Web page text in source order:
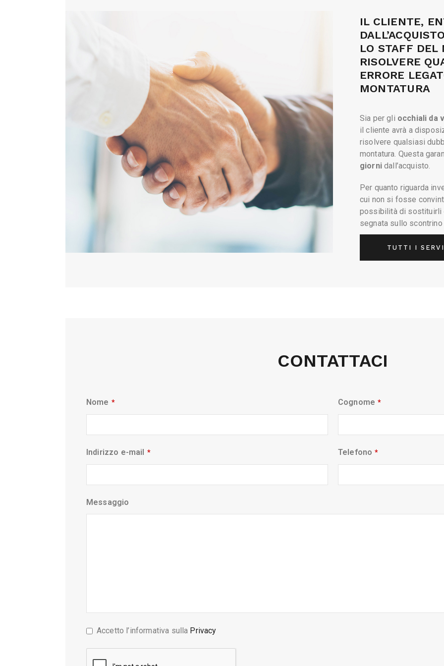
PROVA GRATUITA LENTI
A CONTATTO
BENESSERE VISIVO
MONTAGGIO OCCHIALI IN
RATEIZZAZIONE
GARANZIA SEMPRE
SODISFATTI
RATEIZZAZIONE
GARANZIA SEMPRE
SODISFATTI
Dicembre 11, 2021
IL CLIENTE,
LO STAFF DEL
RISOLVERE
ERRORE
MONTATURA
Sia per gli occhiali da
il cliente avrà a
risolvere qualsiasi
montatura. Questa
giornidall’acquisto.
Per quanto riguarda
cui non si fosse
possibilità di sostituirli
segnata sullo
TUTTI I
CONTATTACI
Nome * Cognome *
Indirizzo e-mail * Telefono *
Messaggio
Accetto l’informativa sulla Privacy